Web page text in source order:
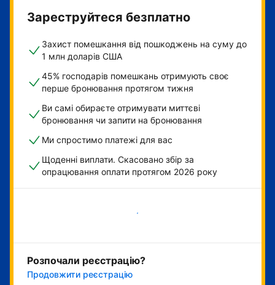
сніданок"
Зареструйтеся безплатно
Захист помешкання від пошкоджень на суму до
1 млн доларів США
45% господарів помешкань отримують своє
перше бронювання протягом тижня
Ви самі обираєте отримувати миттєві
бронювання чи запити на бронювання
Ми спростимо платежі для вас
Щоденні виплати. Скасовано збір за
опрацювання оплати протягом 2026 року
Розпочати зараз
Розпочали реєстрацію?
Продовжити реєстрацію